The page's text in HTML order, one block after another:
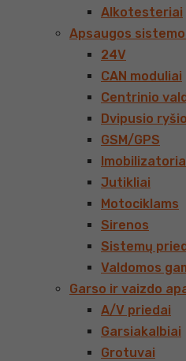
Alkotesteriai
Apsaugos
24V
CAN moduliai
Centrinio
Dvipusio ryšio
GSM/GPS
Jutikliai
Motociklams
Sirenos
Sistemų
Valdomos
Garso ir vaizdo
A/V priedai
Garsiakalbiai
Grotuvai